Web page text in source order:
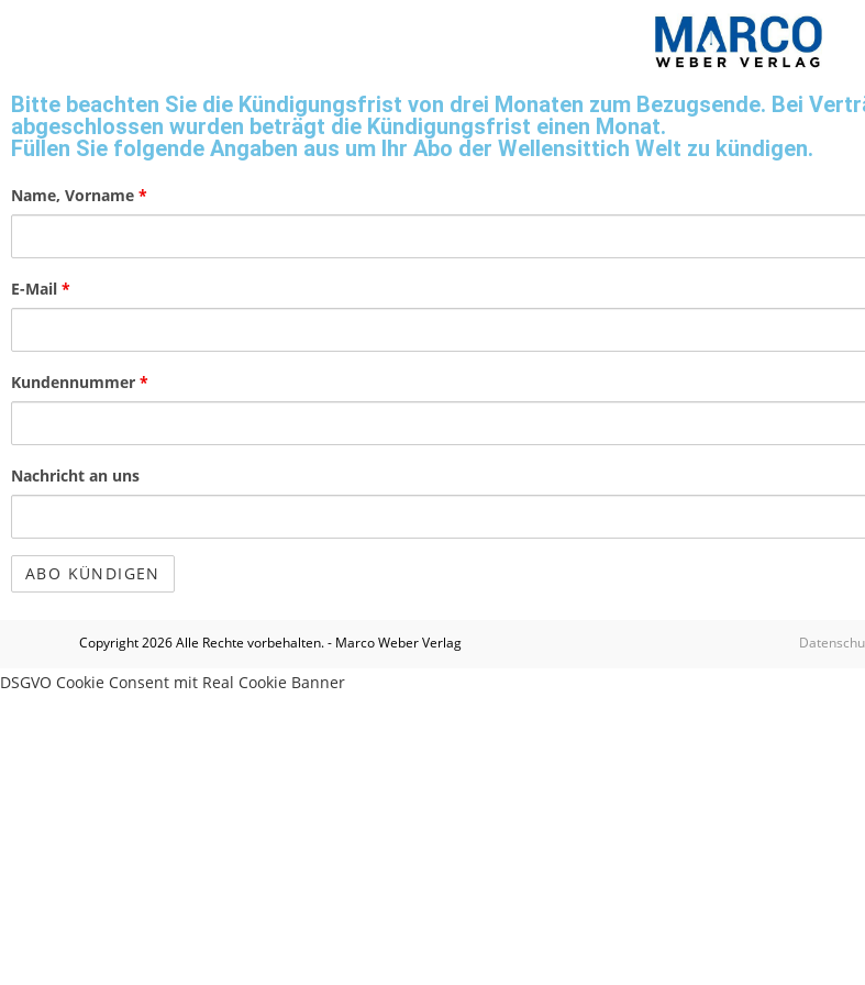
Bitte beachten Sie die Kündigungsfrist von drei Monaten zum Bezugsende. Bei
abgeschlossen wurden beträgt die Kündigungsfrist einen Monat.
Füllen Sie folgende Angaben aus um Ihr Abo der Wellensittich Welt zu kündigen.
Name, Vorname *
E-Mail *
Kundennummer *
Nachricht an uns
Copyright 2026 Alle Rechte vorbehalten. - Marco Weber Verlag
DSGVO Cookie Consent mit Real Cookie Banner